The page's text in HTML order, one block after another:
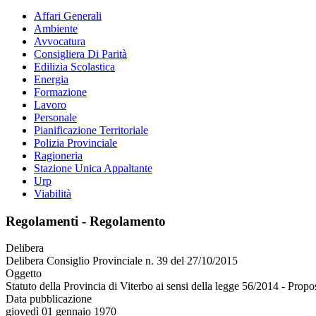
Affari Generali
Ambiente
Avvocatura
Consigliera Di Parità
Edilizia Scolastica
Energia
Formazione
Lavoro
Personale
Pianificazione Territoriale
Polizia Provinciale
Ragioneria
Stazione Unica Appaltante
Urp
Viabilità
Regolamenti - Regolamento
Delibera
Delibera Consiglio Provinciale n. 39 del 27/10/2015
Oggetto
Statuto della Provincia di Viterbo ai sensi della legge 56/2014 -
Data pubblicazione
giovedì 01 gennaio 1970